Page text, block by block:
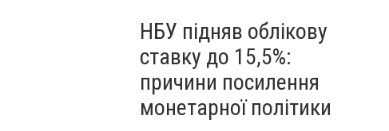
НБУ підняв облікову
ставку до 15,5%:
причини посилення
монетарної політики